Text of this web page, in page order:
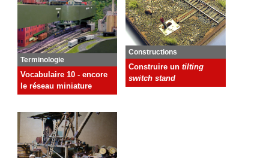
Terminologie
Vocabulaire 10 - encore
le réseau miniature
Constructions
Construire untilting
switch stand